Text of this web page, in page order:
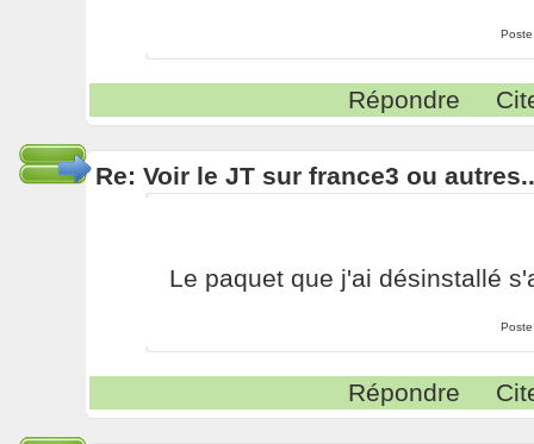
Répondre
Re: Voir le JT sur france3 ou
Le paquet que j'ai désinstallé
Répondre